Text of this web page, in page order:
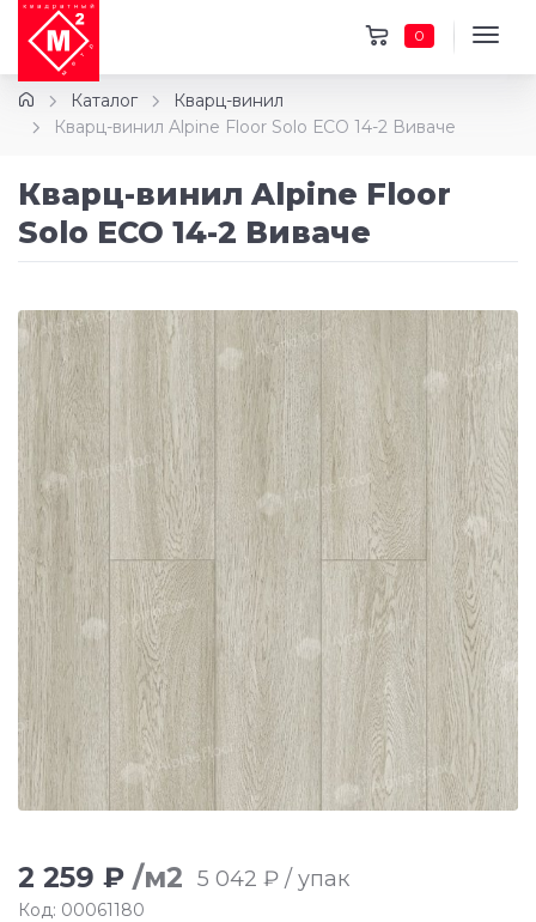
0
Каталог
Кварц-винил
Кварц-винил Alpine Floor Solo ЕСО 14-2 Виваче
Кварц-винил Alpine Floor
Solo ЕСО 14-2 Виваче
2 259 ₽ /м2 5 042 ₽ / упак
Код: 00061180